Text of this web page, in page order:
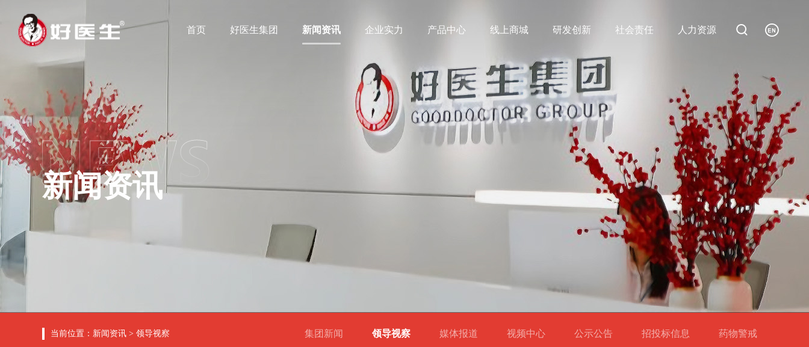
首页 好医生集团 新闻资讯 企业实力 产品中心 线上商城 研发创新 社会责任 人力资源  
新闻资讯
当前位置： 新闻资讯 > 领导视察 集团新闻 领导视察 媒体报道 视频中心 公示公告 招投标信息 药物警戒